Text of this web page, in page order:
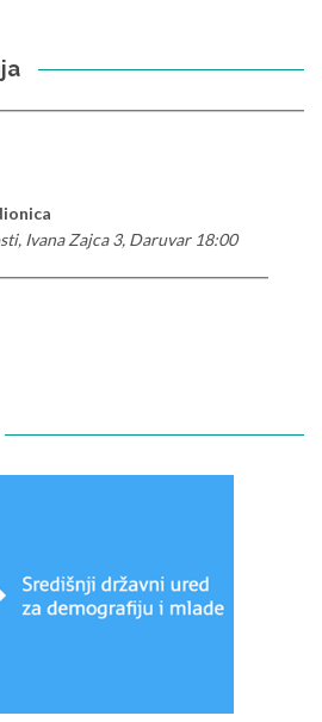
Ivana Zajca 3, Daruvar 18:00